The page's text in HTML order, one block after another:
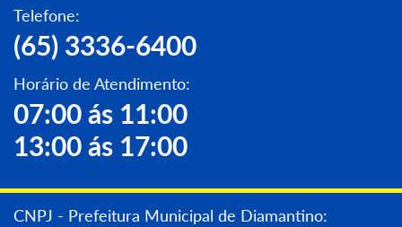
Telefone:
(65) 3336-6400
Horário de Atendimento:
07:00 ás 11:00
13:00 ás 17:00
CNPJ - Prefeitura Municipal de Diamantino: